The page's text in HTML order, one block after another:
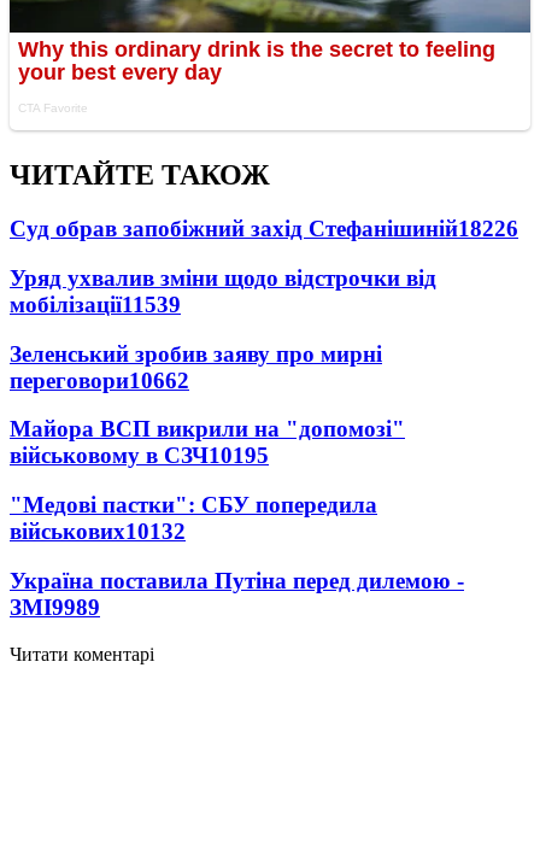
ЧИТАЙТЕ ТАКОЖ
Суд обрав запобіжний захід Стефанішиній18226
Уряд ухвалив зміни щодо відстрочки від
мобілізації11539
Зеленський зробив заяву про мирні
переговори10662
Майора ВСП викрили на "допомозі"
військовому в СЗЧ10195
"Медові пастки": СБУ попередила
військових10132
Україна поставила Путіна перед дилемою -
ЗМІ9989
Читати коментарі